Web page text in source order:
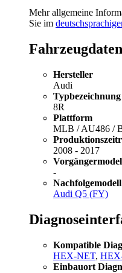
Mehr allgemeine
Sie im
Fahrzeugdaten
Hersteller
Audi
Typbezeichnung
8R
Plattform
MLB / AU486 /
2008 - 2017
-
Nachfolgemodell
Audi Q5 (FY)
Kompatible
HEX-NET,
Einbauort